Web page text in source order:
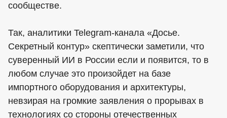
сообществе.
Так, аналитики Telegram-канала «Досье.
Секретный контур» скептически заметили, что
суверенный ИИ в России если и появится, то в
любом случае это произойдет на базе
импортного оборудования и архитектуры,
невзирая на громкие заявления о прорывах в
технологиях со стороны отечественных